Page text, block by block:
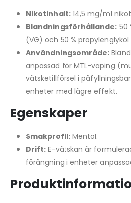
Nikotinhalt:14,5 mg/ml
Blandningsförhållande: 50
(VG) och 50 % propylenglykol
Användningsområde:
anpassad för MTL-vaping
vätsketillförsel i
enheter med lägre effekt.
Egenskaper
Smakprofil:Mentol.
Drift: E-vätskan är
förångning i enheter